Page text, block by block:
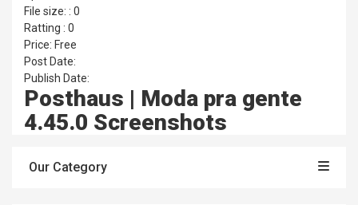
File size: : 0
Ratting : 0
Price: Free
Post Date:
Publish Date:
Posthaus | Moda pra gente
4.45.0 Screenshots
Our Category